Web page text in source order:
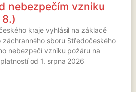
nebezpečím vzniku
kraje vyhlásil na základě
záchranného sboru Středočeského
nebezpečí vzniku požáru na
od 1. srpna 2026